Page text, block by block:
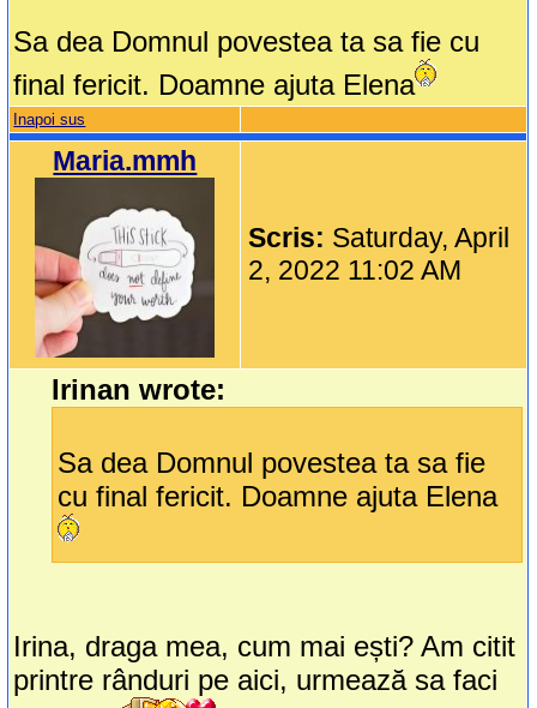
Sa dea Domnul povestea ta sa fie cu
final fericit. Doamne ajuta Elena
Inapoi sus
Maria.mmh
Scris: Saturday, April
2, 2022 11:02 AM
Irinan wrote:
Sa dea Domnul povestea ta sa fie
cu final fericit. Doamne ajuta Elena
Irina, draga mea, cum mai ești? Am citit
printre rânduri pe aici, urmează sa faci